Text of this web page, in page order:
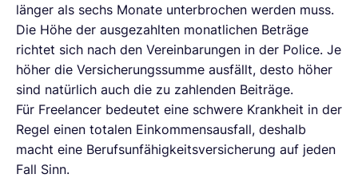
länger als sechs Monate unterbrochen werden muss.
Die Höhe der ausgezahlten monatlichen Beträge
richtet sich nach den Vereinbarungen in der Police. Je
höher die Versicherungssumme ausfällt, desto höher
sind natürlich auch die zu zahlenden Beiträge.
Für Freelancer bedeutet eine schwere Krankheit in der
Regel einen totalen Einkommensausfall, deshalb
macht eine Berufsunfähigkeitsversicherung auf jeden
Fall Sinn.